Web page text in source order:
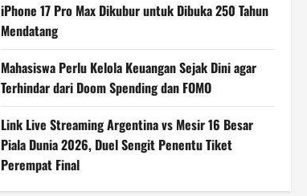
iPhone 17 Pro Max Dikubur untuk Dibuka 250 Tahun
Mendatang
Mahasiswa Perlu Kelola Keuangan Sejak Dini agar
Terhindar dari Doom Spending dan FOMO
Link Live Streaming Argentina vs Mesir 16 Besar
Piala Dunia 2026, Duel Sengit Penentu Tiket
Perempat Final